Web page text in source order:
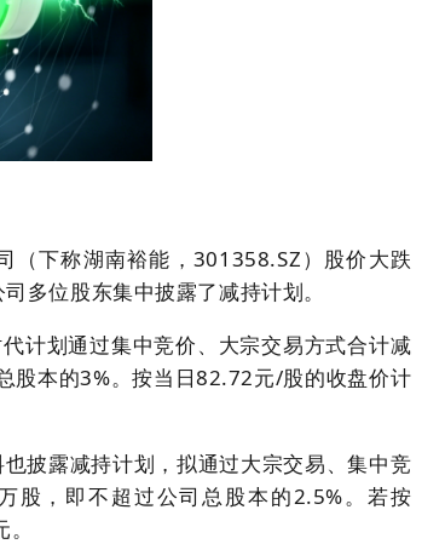
（下称湖南裕能，301358.SZ）股价大跌
多位股东集中披露了减持计划。
计划通过集中竞价、大宗交易方式合计减
股本的3%。按当日82.72元/股的收盘价计
披露减持计划，拟通过大宗交易、集中竞
股，即不超过公司总股本的2.5%。若按